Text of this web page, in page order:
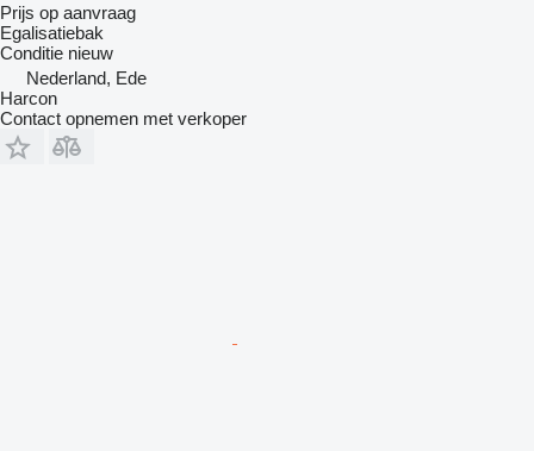
Prijs op aanvraag
Egalisatiebak
Conditie nieuw
Nederland, Ede
Harcon
Contact opnemen met verkoper